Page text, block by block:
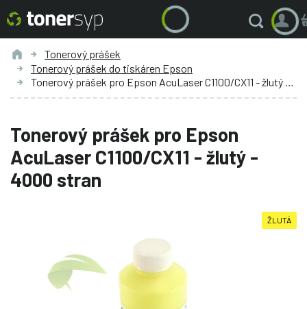
Tonerový prášek
Tonerový prášek do tiskáren Epson
Tonerový prášek pro Epson AcuLaser C1100/CX11 - žlutý - 4000 stran
Tonerový prášek pro Epson
AcuLaser C1100/CX11 - žlutý -
4000 stran
ŽLUTÁ